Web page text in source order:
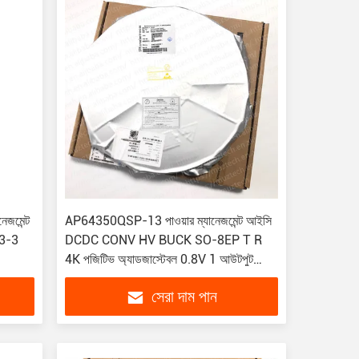
3
AP64350QSP-13 পাওয়ার ম্যানেজমেন্ট আইসি
DCDC CONV HV BUCK SO-8EP T R
4K পজিটিভ অ্যাডজাস্টেবল 0.8V 1 আউটপুট
3.5A 8-SOIC
সেরা দাম পান